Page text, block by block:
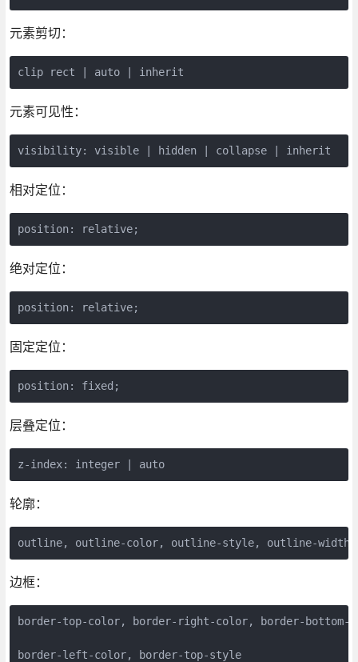
元素剪切：
clip rect | auto | inherit
元素可见性：
visibility: visible | hidden | collapse | inherit
相对定位：
position: relative;
绝对定位：
position: relative;
固定定位：
position: fixed;
层叠定位：
z-index: integer | auto
轮廓：
outline, outline-color, outline-style, outline-width
边框：
border-top-color, border-right-color, border-bottom-
border-left-color, border-top-style